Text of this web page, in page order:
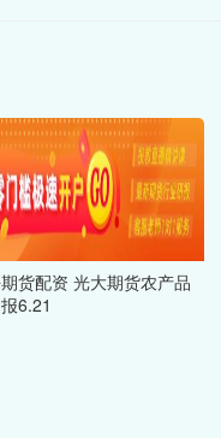
货配资 光大期货农产品
6.21